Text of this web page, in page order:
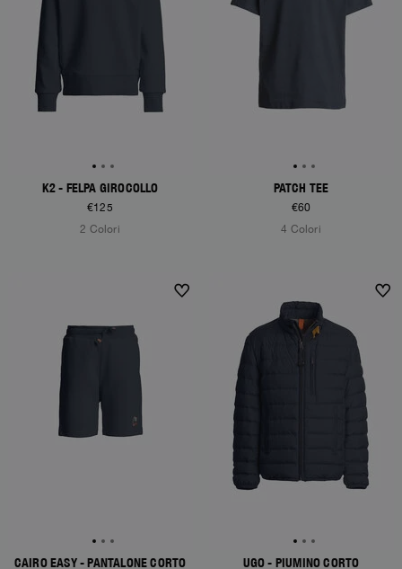
K2 - FELPA GIROCOLLO
€125
2 Colori
PATCH TEE
€60
4 Colori
CAIRO EASY - PANTALONE CORTO UGO - PIUMINO CORTO